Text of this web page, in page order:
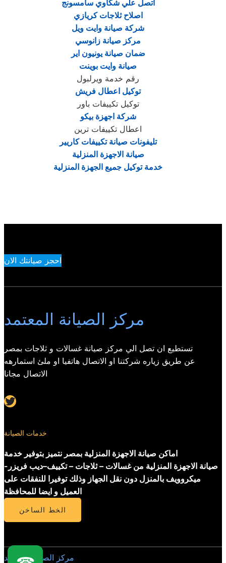
اتصل علي شكاوي سامسونج
اصلاح ثلاجات كريازي
شركة صيانة وايت ويل
مركز صيانة زانوسي
ضمان صيانة يونيون اير
صيانة وايت بوينت
رقم خدمة ويرلبول
توكيل اعطال فريش
توكيل تكييفات باور
شركة اجهزة بيكو
اعطال تكييفات ترين
تليفونات صيانة تكييفات كاريير
صيانة الاجهزة المنزلية
خدمة توكيل جميع الجهزة المنزلية
احجز صيانتك الان
مركز الصيانة المعتمد
تستطيع ان تصل الي مركز صيانة غسالات و ثلاجات بمصر
عن طريق زياره شركتنا او الاتصال هاتفيا او ملئ استمارهه
الاتصال مجانا
Twitter
خدمات الصيانة
اماكن صيانة الاجهزة المنزلية بمصر نتميز بتوفير خدمة
صيانة الاجهزة المنزلية من غسالات – ثلاجات – تكييف–ديب فريزر-
ميكروويف بالمنزل دون نقل الجهاز وذلك توفيرا للنفقات على
العميل و ايضا للمحافظة
الخط الساخن
مركز الصيانة المعتمد